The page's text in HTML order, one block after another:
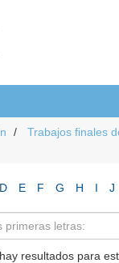
Trabajos finales
D E F G H I J
resultados para